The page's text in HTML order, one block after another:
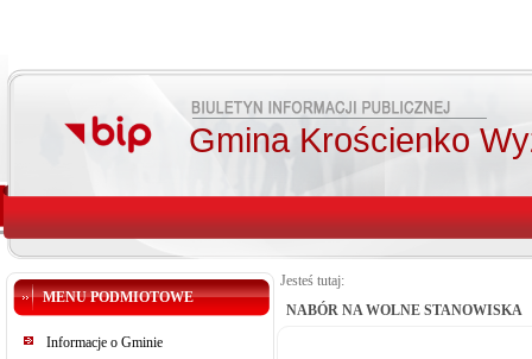
Gmina Krościenko
MENU PODMIOTOWE
Informacje o Gminie
Jesteś tutaj:
NABÓR NA WOLNE STANOWISKA